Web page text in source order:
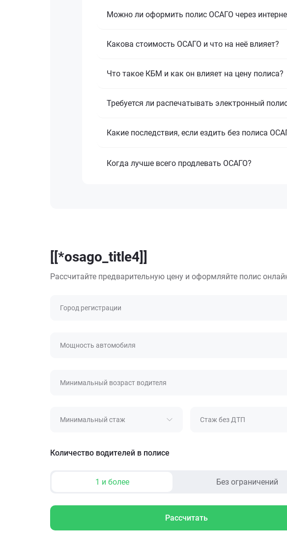
Можно ли оформить полис ОСАГО через
Какова стоимость ОСАГО и что на неё влияет?
Что такое КБМ и как он влияет на цену полиса?
Требуется ли распечатывать электронный
Какие последствия, если ездить без полиса
Когда лучше всего продлевать ОСАГО?
[[*osago_title4]]
Рассчитайте предварительную цену и оформляйте полис
Город регистрации
Мощность автомобиля
Минимальный возраст водителя
Минимальный стаж Стаж без ДТП
Количество водителей в полисе
1 и более Без ограничений
Рассчитать